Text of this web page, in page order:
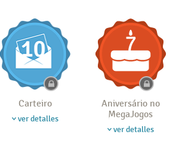
Carteiro
ver detalles
Aniversário no
MegaJogos
ver detalles